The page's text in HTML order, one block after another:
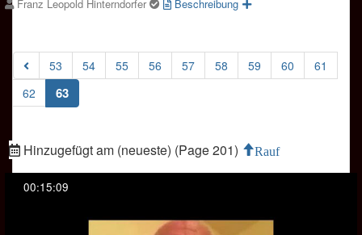
Franz Leopold Hinterndorfer
Beschreibung
53 54 55 56 57 58 59 60
61
62
63(current)
Hinzugefügt am (neueste) (Page 201) Rauf
00:15:09